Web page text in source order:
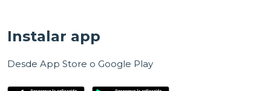
Instalar app
Desde App Store o Google Play